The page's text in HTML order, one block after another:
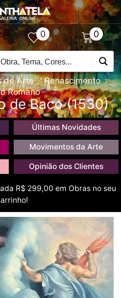
0 0
de Arte
Renascimento
Romano
de Baco (1530)
Últimas Novidades
Movimentos da Arte
Opinião dos Clientes
R$ 299,00 em Obras no seu